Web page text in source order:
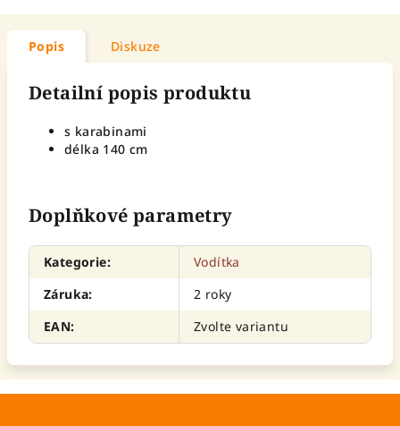
Popis Diskuze
Detailní popis produktu
s karabinami
délka 140 cm
Doplňkové parametry
Kategorie:
Vodítka
Záruka:
2 roky
EAN: Zvolte variantu